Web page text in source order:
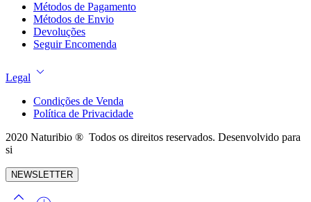
Métodos de Pagamento
Métodos de Envio
Devoluções
Seguir Encomenda
Legal
Condições de Venda
Política de Privacidade
2020 Naturibio ® Todos os direitos reservados. Desenvolvido para
si
NEWSLETTER